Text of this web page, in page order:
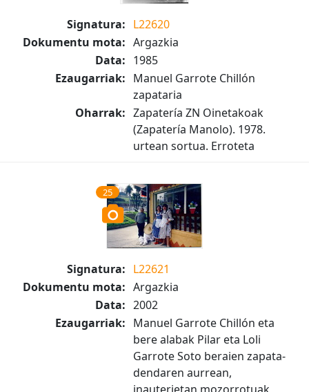
Signatura: L22620
Dokumentu mota: Argazkia
Data: 1985
Ezaugarriak: Manuel Garrote Chillón
zapataria
Oharrak: Zapatería ZN Oinetakoak
(Zapatería Manolo). 1978.
urtean sortua. Erroteta
25
Signatura: L22621
Dokumentu mota: Argazkia
Data: 2002
Ezaugarriak: Manuel Garrote Chillón eta
bere alabak Pilar eta Loli
Garrote Soto beraien zapata-
dendaren aurrean,